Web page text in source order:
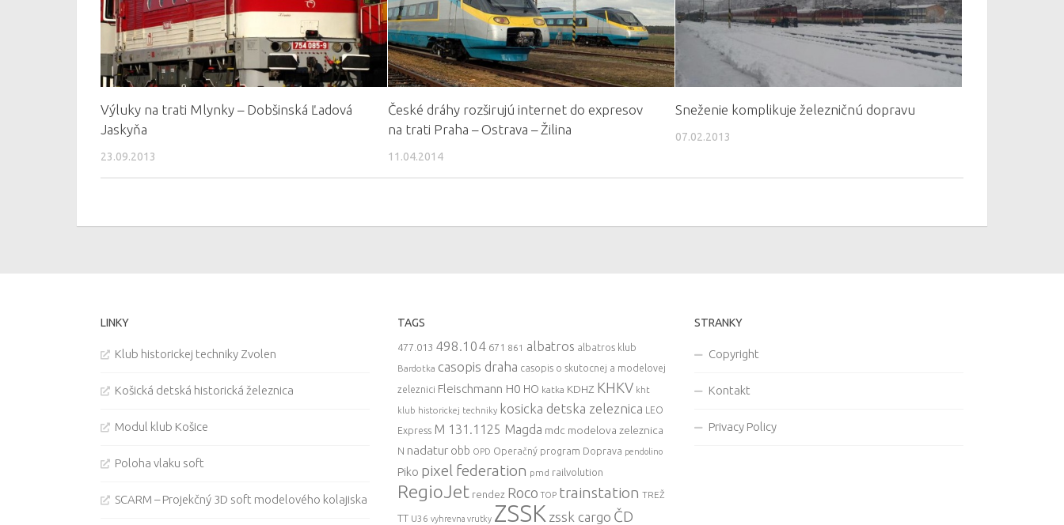
Výluky na trati Mlynky – Dobšinská Ľadová
Jaskyňa
23.09.2013
České dráhy rozširujú internet do expresov
na trati Praha – Ostrava – Žilina
11.04.2014
Sneženie komplikuje železničnú dopravu
07.02.2013
LINKY
Klub historickej techniky Zvolen
Košická detská historická železnica
Modul klub Košice
Poloha vlaku soft
SCARM – Projekčný 3D soft modelového kolajiska
TAGS
477.013 498.104 671 861 albatros albatros klub
Bardotka casopis draha casopis o skutocnej a modelovej
zeleznici Fleischmann H0 HO katka KDHZ KHKV kht
klub historickej techniky kosicka detska zeleznica LEO
Express M 131.1125 Magda mdc modelova zeleznica
N nadatur obb OPD Operačný program Doprava pendolino
Piko pixel federation pmd railvolution
RegioJet rendez Roco TOP trainstation TREŽ
TT U36 vyhrevna vrutky ZSSK zssk cargo ČD
STRANKY
Copyright
Kontakt
Privacy Policy